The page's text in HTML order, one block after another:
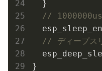
  }
// 1000000us
// ディープス